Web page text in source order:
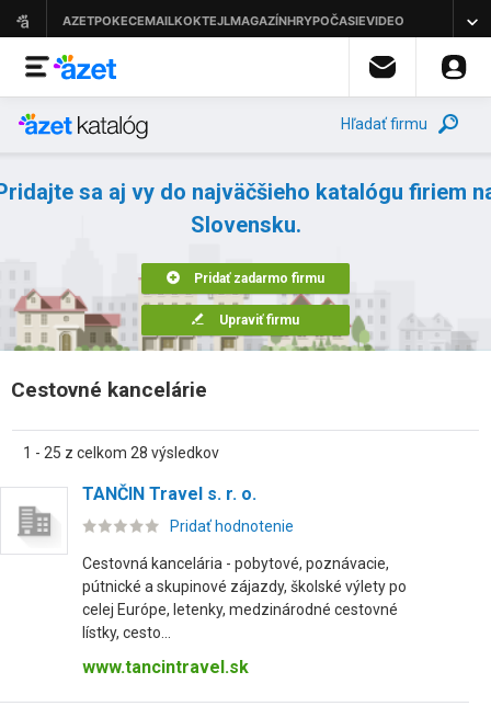
Hľadať firmu
sa aj vy do najväčšieho katalógu firiem
Slovensku.
Pridať zadarmo firmu
Upraviť firmu
Cestovné kancelárie
1 - 25 z celkom 28 výsledkov
TANČIN Travel s. r. o.
Pridať hodnotenie
Cestovná kancelária - pobytové, poznávacie,
pútnické a skupinové zájazdy, školské výlety po
celej Európe, letenky, medzinárodné cestovné
lístky, cesto...
www.tancintravel.sk